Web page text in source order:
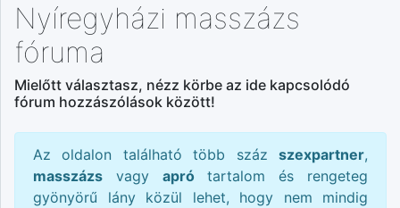
Nyíregyházi masszázs
fóruma
Mielőtt választasz, nézz körbe az ide kapcsolódó
fórum hozzászólások között!
Az oldalon található több száz szexpartner,
masszázs vagy aprótartalom és rengeteg
gyönyörű lány közül lehet, hogy nem mindig